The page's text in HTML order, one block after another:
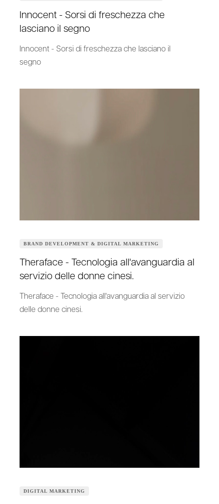
Innocent - Sorsi di freschezza che
lasciano il segno
Innocent - Sorsi di freschezza che lasciano il
segno
BRAND DEVELOPMENT & DIGITAL MARKETING
Theraface - Tecnologia all'avanguardia al
servizio delle donne cinesi.
Theraface - Tecnologia all'avanguardia al servizio
delle donne cinesi.
DIGITAL MARKETING